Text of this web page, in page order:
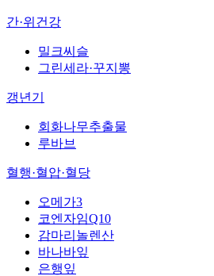
간·위건강
밀크씨슬
그린세라·꾸지뽕
갱년기
회화나무추출물
루바브
혈행·혈압·혈당
오메가3
코엔자임Q10
감마리놀렌산
바나바잎
은행잎